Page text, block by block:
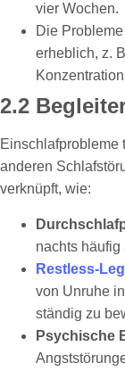
vier Wochen.
Die
erheblich, z.
2.2
Einschlafprobleme
anderen
verknüpft, wie:
nachts
Restless-
von Unruhe
ständig zu
Psychische